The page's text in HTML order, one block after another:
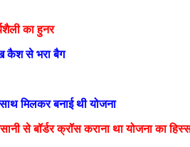
का हुनर
कैश से भरा बैग
मिलकर बनाई थी योजना
से बॉर्डर क्रॉस कराना था योजना का